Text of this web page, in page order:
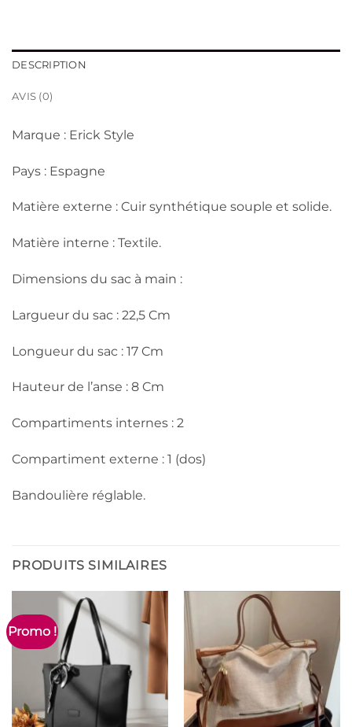
DESCRIPTION
AVIS (0)
Marque : Erick Style
Pays : Espagne
Matière externe : Cuir synthétique souple et solide.
Matière interne : Textile.
Dimensions du sac à main :
Largueur du sac : 22,5 Cm
Longueur du sac : 17 Cm
Hauteur de l’anse : 8 Cm
Compartiments internes : 2
Compartiment externe : 1 (dos)
Bandoulière réglable.
PRODUITS SIMILAIRES
Promo !